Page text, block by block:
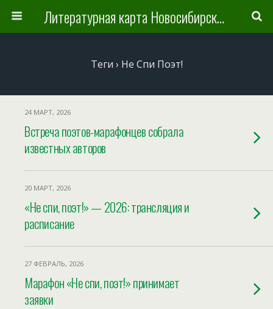
Литературная карта Новосибирска и Новосибирской области
Теги › Не Спи Поэт!
24 МАРТ, 2026
Встреча поэтов-марафонцев собрала
известных авторов
20 МАРТ, 2026
«Не спи, поэт!» — 2026: трансляция и
расписание
27 ФЕВРАЛЬ, 2026
Марафон «Не спи, поэт!» принимает
заявки